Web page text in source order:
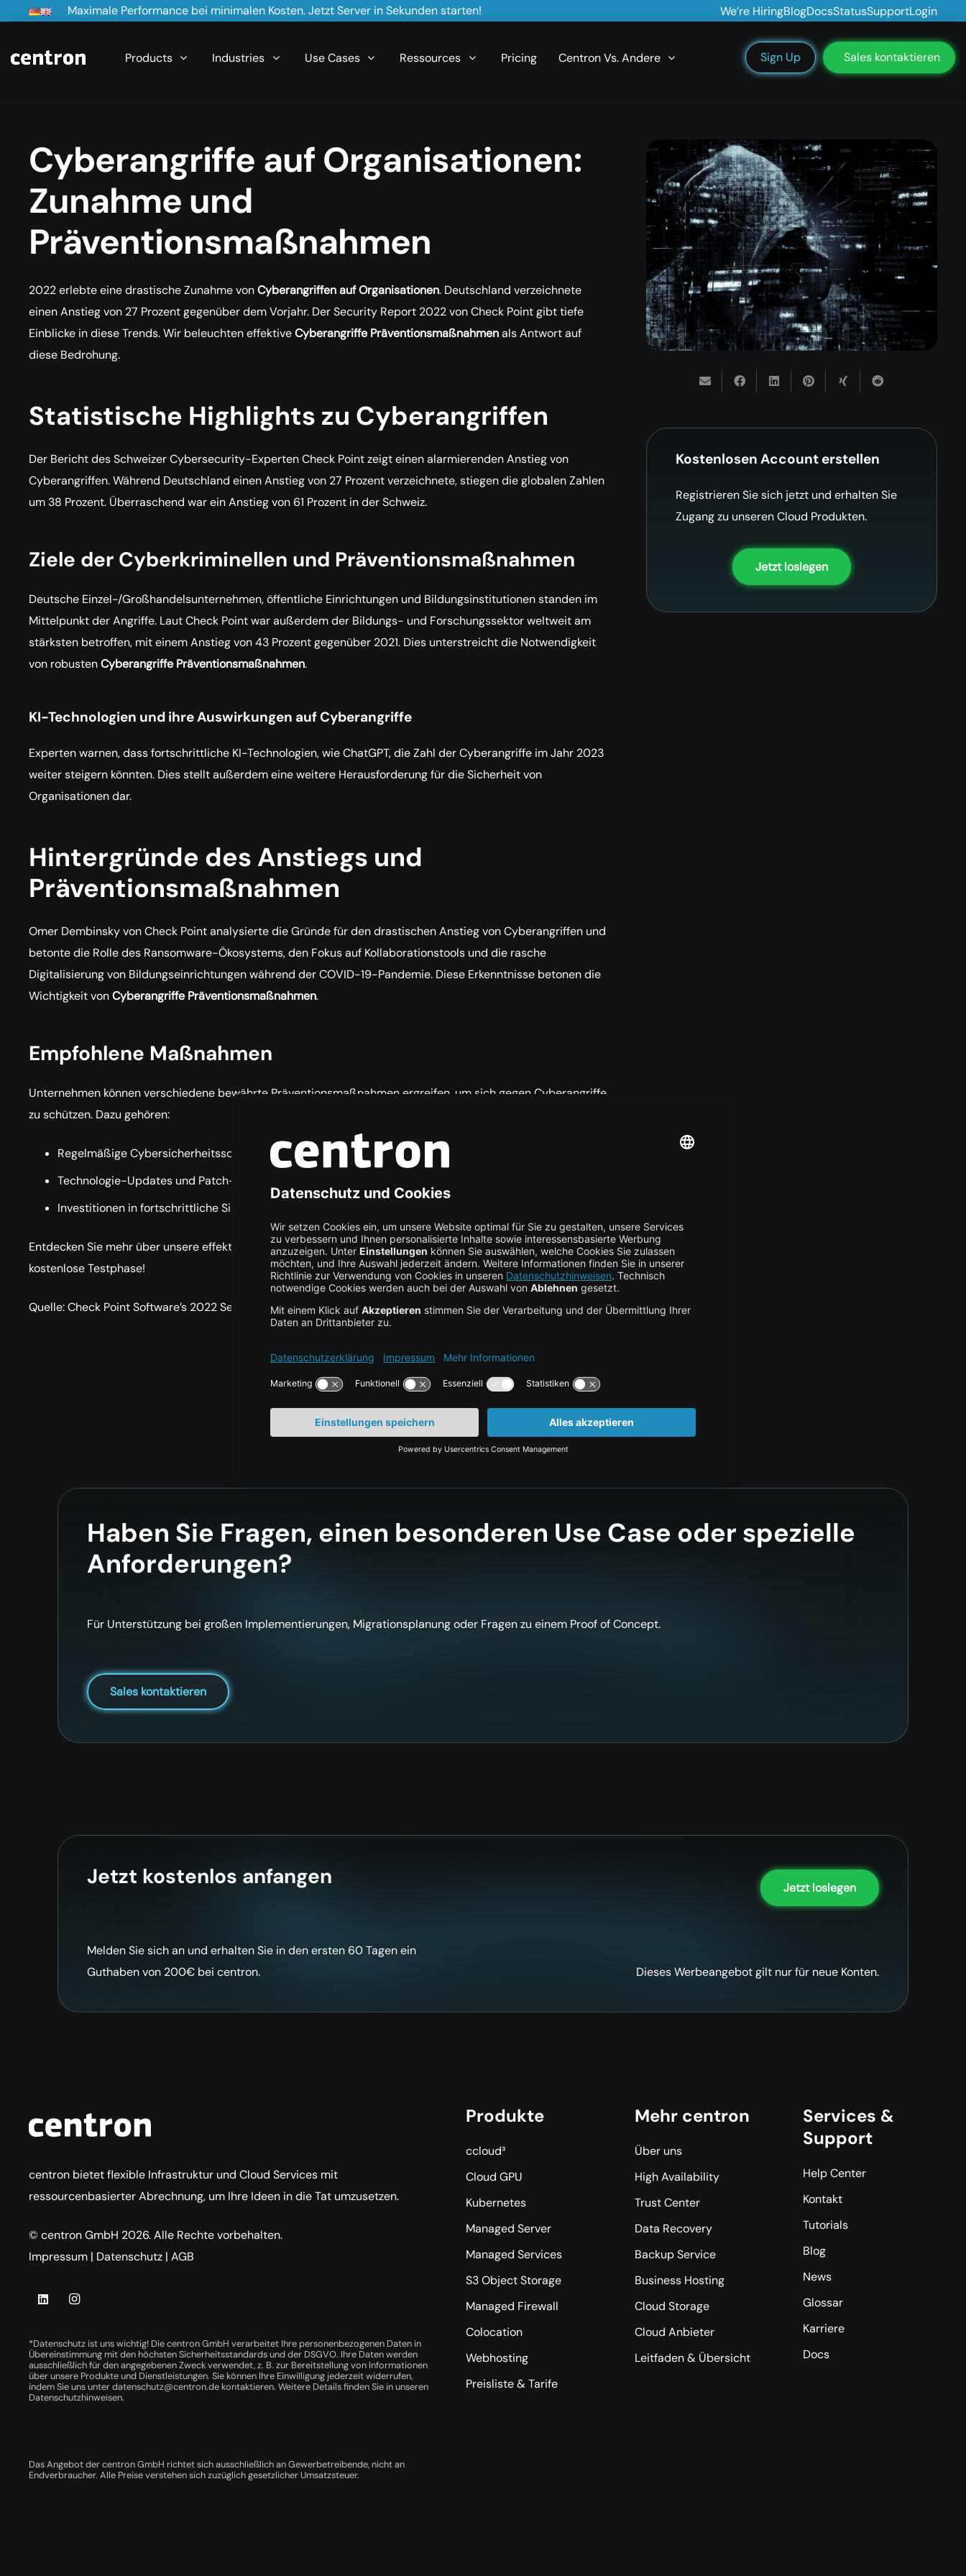
Maximale Performance bei minimalen Kosten. Jetzt Server in Sekunden starten! We’re HiringBlogDocsStatusSupportLogin
Products Industries Use Cases Ressources Pricing Centron Vs. Andere Sign Up Sales kontaktieren
Cyberangriffe auf Organisationen:
Zunahme und
Präventionsmaßnahmen
2022 erlebte eine drastische Zunahme vonCyberangriffen auf Organisationen. Deutschland verzeichnete
einen Anstieg von 27 Prozent gegenüber dem Vorjahr. Der Security Report 2022 von Check Point gibt tiefe
Einblicke in diese Trends. Wir beleuchten effektiveCyberangriffe Präventionsmaßnahmenals Antwort auf
diese Bedrohung.
Statistische Highlights zu Cyberangriffen
Der Bericht des Schweizer Cybersecurity-Experten Check Point zeigt einen alarmierenden Anstieg von
Cyberangriffen. Während Deutschland einen Anstieg von 27 Prozent verzeichnete, stiegen die globalen Zahlen
um 38 Prozent. Überraschend war ein Anstieg von 61 Prozent in der Schweiz.
Ziele der Cyberkriminellen und Präventionsmaßnahmen
Deutsche Einzel-/Großhandelsunternehmen, öffentliche Einrichtungen und Bildungsinstitutionen standen im
Mittelpunkt der Angriffe. Laut Check Point war außerdem der Bildungs- und Forschungssektor weltweit am
stärksten betroffen, mit einem Anstieg von 43 Prozent gegenüber 2021. Dies unterstreicht die Notwendigkeit
von robustenCyberangriffe Präventionsmaßnahmen.
KI-Technologien und ihre Auswirkungen auf Cyberangriffe
Experten warnen, dass fortschrittliche KI-Technologien, wie ChatGPT, die Zahl der Cyberangriffe im Jahr 2023
weiter steigern könnten. Dies stellt außerdem eine weitere Herausforderung für die Sicherheit von
Organisationen dar.
Hintergründe des Anstiegs und
Präventionsmaßnahmen
Omer Dembinsky von Check Point analysierte die Gründe für den drastischen Anstieg von Cyberangriffen und
betonte die Rolle des Ransomware-Ökosystems, den Fokus auf Kollaborationstools und die rasche
Digitalisierung von Bildungseinrichtungen während der COVID-19-Pandemie. Diese Erkenntnisse betonen die
Wichtigkeit vonCyberangriffe Präventionsmaßnahmen.
Empfohlene Maßnahmen
Unternehmen können verschiedene bewährte Präventionsmaßnahmen ergreifen, um sich gegen Cyberangriffe
zu schützen. Dazu gehören:
Regelmäßige Cybersicherheitsschulungen
Technologie-Updates und Patch-Management
Investitionen in fortschrittliche Sicherheitstechnologien
Entdecken Sie mehr über unsere effektiven Cyberangriffe Präventionsmaßnahmenund nutzen Sie unsere
kostenlose Testphase!
Quelle: Check Point Software’s 2022 Security Report
Kostenlosen Account erstellen
Registrieren Sie sich jetzt und erhalten Sie
Zugang zu unseren Cloud Produkten.
Jetzt loslegen
Haben Sie Fragen, einen besonderen Use Case oder spezielle
Anforderungen?
Für Unterstützung bei großen Implementierungen, Migrationsplanung oder Fragen zu einem Proof of Concept.
Sales kontaktieren
Jetzt kostenlos anfangen
Melden Sie sich an und erhalten Sie in den ersten 60 Tagen ein
Guthaben von 200€ bei centron.
Jetzt loslegen
Dieses Werbeangebot gilt nur für neue Konten.
centron bietet flexible Infrastruktur und Cloud Services mit
ressourcenbasierter Abrechnung, um Ihre Ideen in die Tat umzusetzen.
© centron GmbH 2026. Alle Rechte vorbehalten.
Impressum | Datenschutz | AGB
*Datenschutz ist uns wichtig! Die centron GmbH verarbeitet Ihre personenbezogenen Daten in
Übereinstimmung mit den höchsten Sicherheitsstandards und der DSGVO. Ihre Daten werden
ausschließlich für den angegebenen Zweck verwendet, z. B. zur Bereitstellung von Informationen
über unsere Produkte und Dienstleistungen. Sie können Ihre Einwilligung jederzeit widerrufen,
indem Sie uns unterdatenschutz@centron.de kontaktieren. Weitere Details finden Sie in unseren
Datenschutzhinweisen.
Das Angebot der centron GmbH richtet sich ausschließlich an Gewerbetreibende, nicht an
Endverbraucher. Alle Preise verstehen sich zuzüglich gesetzlicher Umsatzsteuer.
Produkte
ccloud³
Cloud GPU
Kubernetes
Managed Server
Managed Services
S3 Object Storage
Managed Firewall
Colocation
Webhosting
Preisliste & Tarife
Mehr centron
Über uns
High Availability
Trust Center
Data Recovery
Backup Service
Business Hosting
Cloud Storage
Cloud Anbieter
Leitfaden & Übersicht
Services &
Support
Help Center
Kontakt
Tutorials
Blog
News
Glossar
Karriere
Docs